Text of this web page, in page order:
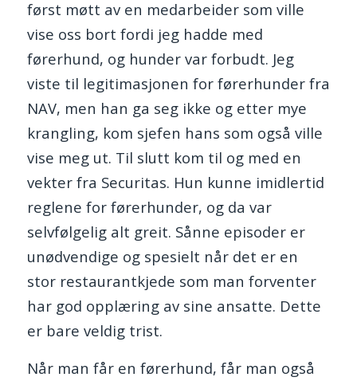
først møtt av en medarbeider som ville
vise oss bort fordi jeg hadde med
førerhund, og hunder var forbudt. Jeg
viste til legitimasjonen for førerhunder fra
NAV, men han ga seg ikke og etter mye
krangling, kom sjefen hans som også ville
vise meg ut. Til slutt kom til og med en
vekter fra Securitas. Hun kunne imidlertid
reglene for førerhunder, og da var
selvfølgelig alt greit. Sånne episoder er
unødvendige og spesielt når det er en
stor restaurantkjede som man forventer
har god opplæring av sine ansatte. Dette
er bare veldig trist.
Når man får en førerhund, får man også